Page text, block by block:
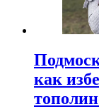
как